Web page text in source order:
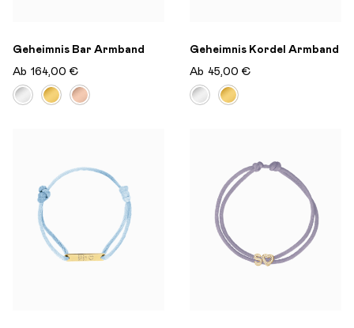
Geheimnis Bar Armband
Ab 164,00 €
Geheimnis Kordel Armband
Ab 45,00 €